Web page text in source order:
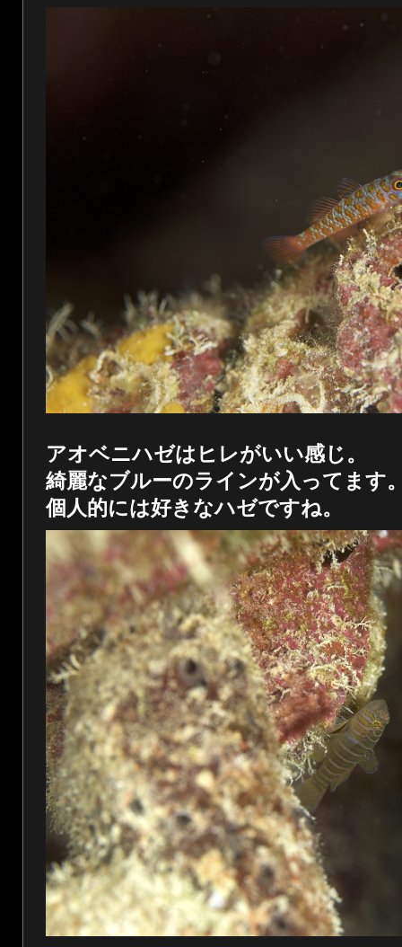
アオベニハゼはヒレがいい感じ。
綺麗なブルーのラインが入ってます
個人的には好きなハゼですね。